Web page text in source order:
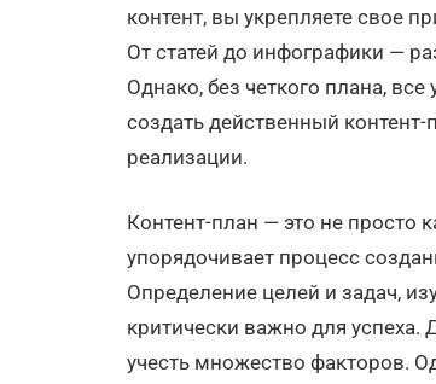
контент, вы укрепляете свое
От статей до инфографики —
Однако, без четкого плана,
создать действенный
реализации.
Контент-план — это не просто
упорядочивает процесс
Определение целей и задач,
критически важно для успеха.
учесть множество факторов.